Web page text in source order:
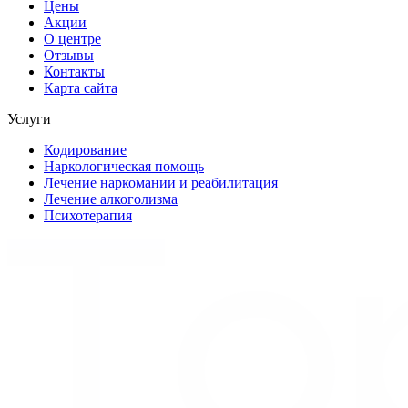
Цены
Акции
О центре
Отзывы
Контакты
Карта сайта
Услуги
Кодирование
Наркологическая помощь
Лечение наркомании и реабилитация
Лечение алкоголизма
Психотерапия